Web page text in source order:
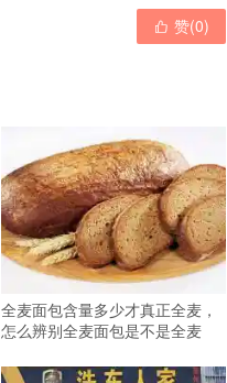
 赞(0)
全麦面包含量多少才真正全麦，
怎么辨别全麦面包是不是全麦